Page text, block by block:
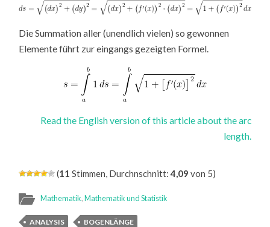
Die Summation aller (unendlich vielen) so gewonnen
Elemente führt zur eingangs gezeigten Formel.
Read the English version of this article about the arc
length.
(11 Stimmen, Durchnschnitt:4,09 von 5)
Mathematik,Mathematik und Statistik
ANALYSIS
BOGENLÄNGE